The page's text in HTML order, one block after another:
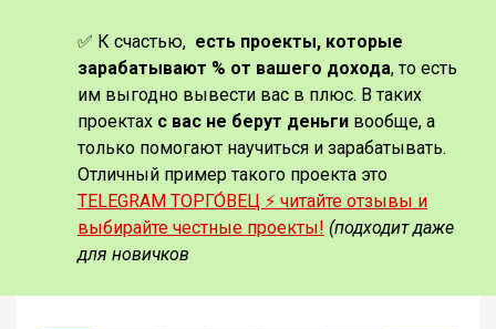
✅ К счастью, есть проекты, которые
зарабатывают % от вашего дохода, то есть
им выгодно вывести вас в плюс. В таких
проектах с вас не берут деньги вообще, а
только помогают научиться и зарабатывать.
Отличный пример такого проекта это
TELEGRAM ТОРГО́ВЕЦ ⚡️ читайте отзывы и
выбирайте честные проекты! (подходит даже
для новичков